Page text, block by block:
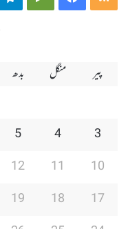
پیر
منگل بدھ
3
4
5
10
11
12
17
18
19